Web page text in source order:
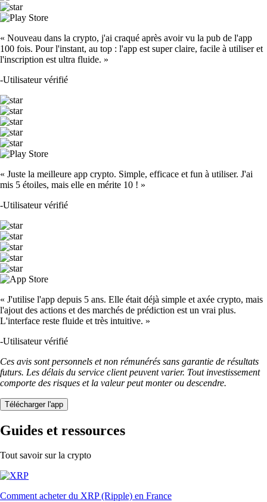
« Nouveau dans la crypto, j'ai craqué après avoir vu la pub de l'app
100 fois. Pour l'instant, au top : l'app est super claire, facile à utiliser et
l'inscription est ultra fluide. »
-Utilisateur vérifié
« Juste la meilleure app crypto. Simple, efficace et fun à utiliser. J'ai
mis 5 étoiles, mais elle en mérite 10 ! »
-Utilisateur vérifié
« J'utilise l'app depuis 5 ans. Elle était déjà simple et axée crypto, mais
l'ajout des actions et des marchés de prédiction est un vrai plus.
L'interface reste fluide et très intuitive. »
-Utilisateur vérifié
Ces avis sont personnels et non rémunérés sans garantie de résultats
futurs. Les délais du service client peuvent varier. Tout investissement
comporte des risques et la valeur peut monter ou descendre.
Télécharger l'app
Guides et ressources
Tout savoir sur la crypto
Comment acheter du XRP (Ripple) en France